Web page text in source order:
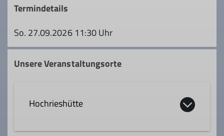
Termindetails
So. 27.09.2026 11:30 Uhr
Unsere Veranstaltungsorte
Hochrieshütte